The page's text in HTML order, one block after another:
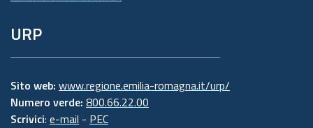
URP
Sito web: www.regione.emilia-romagna.it/urp/
Numero verde: 800.66.22.00
Scrivici: e-mail - PEC